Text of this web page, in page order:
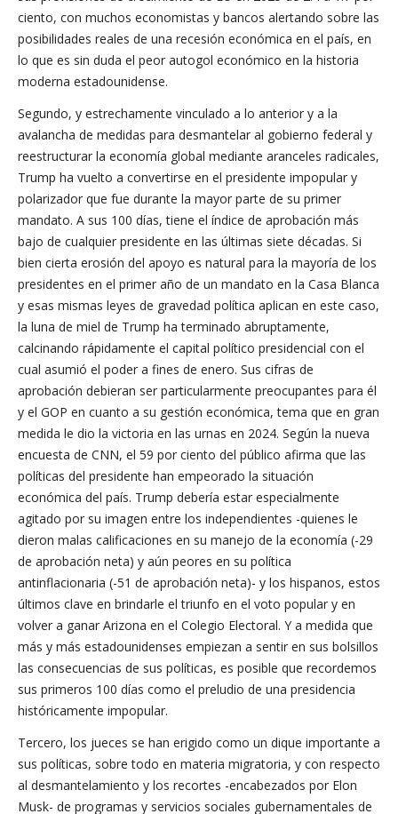
ciento, con muchos economistas y bancos alertando sobre las
posibilidades reales de una recesión económica en el país, en
lo que es sin duda el peor autogol económico en la historia
moderna estadounidense.
Segundo, y estrechamente vinculado a lo anterior y a la
avalancha de medidas para desmantelar al gobierno federal y
reestructurar la economía global mediante aranceles radicales,
Trump ha vuelto a convertirse en el presidente impopular y
polarizador que fue durante la mayor parte de su primer
mandato. A sus 100 días, tiene el índice de aprobación más
bajo de cualquier presidente en las últimas siete décadas. Si
bien cierta erosión del apoyo es natural para la mayoría de los
presidentes en el primer año de un mandato en la Casa Blanca
y esas mismas leyes de gravedad política aplican en este caso,
la luna de miel de Trump ha terminado abruptamente,
calcinando rápidamente el capital político presidencial con el
cual asumió el poder a fines de enero. Sus cifras de
aprobación debieran ser particularmente preocupantes para él
y el GOP en cuanto a su gestión económica, tema que en gran
medida le dio la victoria en las urnas en 2024. Según la nueva
encuesta de CNN, el 59 por ciento del público afirma que las
políticas del presidente han empeorado la situación
económica del país. Trump debería estar especialmente
agitado por su imagen entre los independientes -quienes le
dieron malas calificaciones en su manejo de la economía (-29
de aprobación neta) y aún peores en su política
antinflacionaria (-51 de aprobación neta)- y los hispanos, estos
últimos clave en brindarle el triunfo en el voto popular y en
volver a ganar Arizona en el Colegio Electoral. Y a medida que
más y más estadounidenses empiezan a sentir en sus bolsillos
las consecuencias de sus políticas, es posible que recordemos
sus primeros 100 días como el preludio de una presidencia
históricamente impopular.
Tercero, los jueces se han erigido como un dique importante a
sus políticas, sobre todo en materia migratoria, y con respecto
al desmantelamiento y los recortes -encabezados por Elon
Musk- de programas y servicios sociales gubernamentales de